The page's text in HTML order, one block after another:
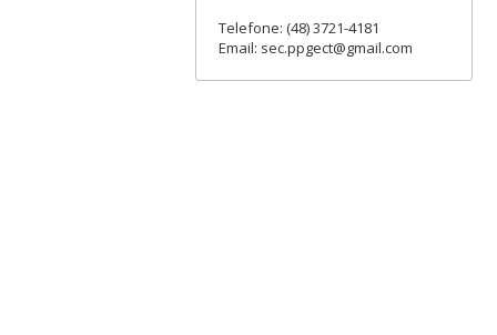
Telefone: (48) 3721-4181
Email: sec.ppgect@gmail.com